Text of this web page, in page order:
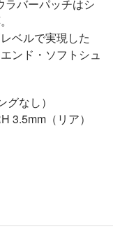
ラバーパッチはシ
ベルで実現した
ンド・ソフトシュ
なし）
3.5mm（リア）